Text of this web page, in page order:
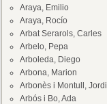
Araya, Emilio
Araya, Rocío
Arbat Serarols, Carles
Arbelo, Pepa
Arboleda, Diego
Arbona, Marion
Arbonès i Montull, Jordi
Arbós i Bo, Ada